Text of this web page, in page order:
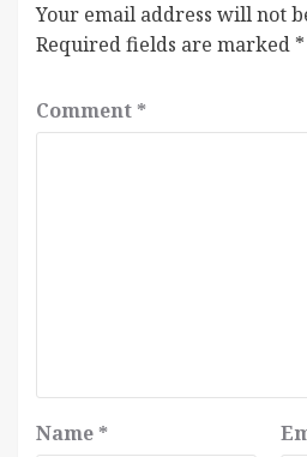
Your email address will not
Required fields are marked *
Comment *
Name *